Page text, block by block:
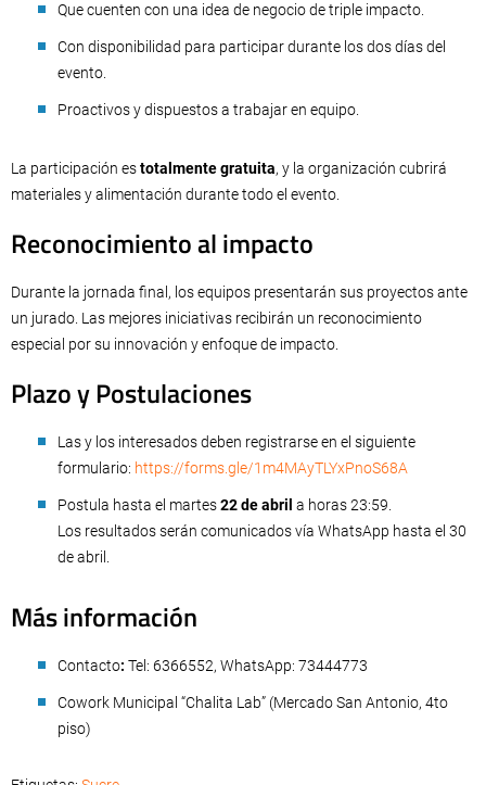
Que cuenten con una idea de negocio de triple impacto.
Con disponibilidad para participar durante los dos días del
evento.
Proactivos y dispuestos a trabajar en equipo.
La participación estotalmente gratuita, y la organización cubrirá
materiales y alimentación durante todo el evento.
Reconocimiento al impacto
Durante la jornada final, los equipos presentarán sus proyectos ante
un jurado. Las mejores iniciativas recibirán un reconocimiento
especial por su innovación y enfoque de impacto.
Plazo y Postulaciones
Las y los interesados deben registrarse en el siguiente
formulario: https://forms.gle/1m4MAyTLYxPnoS68A
Postula hasta el martes22 de abril a horas 23:59.
Los resultados serán comunicados vía WhatsApp hasta el 30
de abril.
Más información
Contacto: Tel: 6366552, WhatsApp: 73444773
Cowork Municipal “Chalita Lab” (Mercado San Antonio, 4to
piso)